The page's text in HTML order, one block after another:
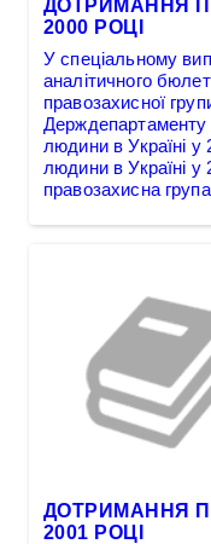
ДОТРИМАННЯ
2000 РОЦІ
У спеціальному
аналітичного
правозахисної
людини в Україні
людини в Україні у
правозахисна
ДОТРИМАННЯ
2001 РОЦІ